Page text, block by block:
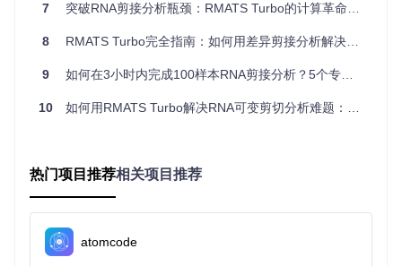
需要配送的包裹信息
括SE(跳过外显子)、A5SS(5'可变剪接位点)、A3SS(3'可变剪
环境部署：30分钟完成的"零配置"安装
问题：生物信息学工具安装往往涉及复杂的依赖关系，如何快
速搭建稳定的分析环境？
解决方案
：使用RMATS Turbo提供的一键安装脚本，自动处
理所有依赖项和环境配置。
7 突破RNA剪接分析瓶颈：RMATS Turbo的计算革命与实战应用
8 RMATS Turbo完全指南：如何用差异剪接分析解决RNA测序数据计算难题（含7个实战技巧）
9 如何在3小时内完成100样本RNA剪接分析？5个专业技巧助力高效分析
10 如何用RMATS Turbo解决RNA可变剪切分析难题：从入门到精通的实战指南
热门项目推荐相关项目推荐
atomcode